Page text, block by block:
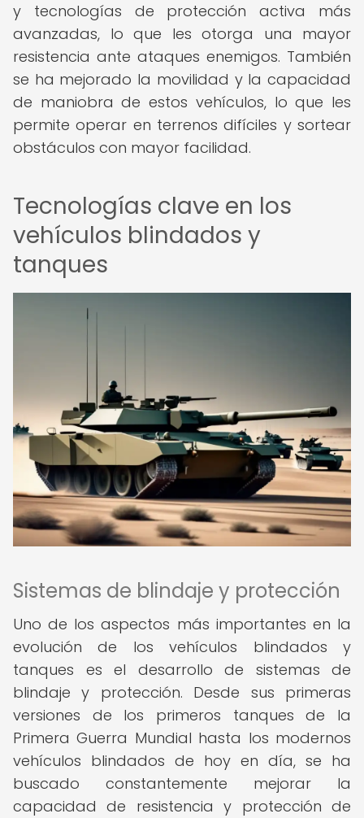
y tecnologías de protección activa más
avanzadas, lo que les otorga una mayor
resistencia ante ataques enemigos. También
se ha mejorado la movilidad y la capacidad
de maniobra de estos vehículos, lo que les
permite operar en terrenos difíciles y sortear
obstáculos con mayor facilidad.
Tecnologías clave en los
vehículos blindados y
tanques
Sistemas de blindaje y protección
Uno de los aspectos más importantes en la
evolución de los vehículos blindados y
tanques es el desarrollo de sistemas de
blindaje y protección. Desde sus primeras
versiones de los primeros tanques de la
Primera Guerra Mundial hasta los modernos
vehículos blindados de hoy en día, se ha
buscado constantemente mejorar la
capacidad de resistencia y protección de